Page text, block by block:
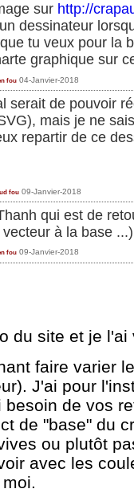
sur http://
dessinateur
tu veux pour la
graphique sur
fou 04-Janvier-2018
serait de pouvoir
mais je ne
repartir de ce
fou 09-Janvier-2018
qui est de
à la base ...)
fou 09-Janvier-2018
du site et je l'ai
faire varier
J'ai pour
besoin de vos
de "base" du
ou plutôt
avec les